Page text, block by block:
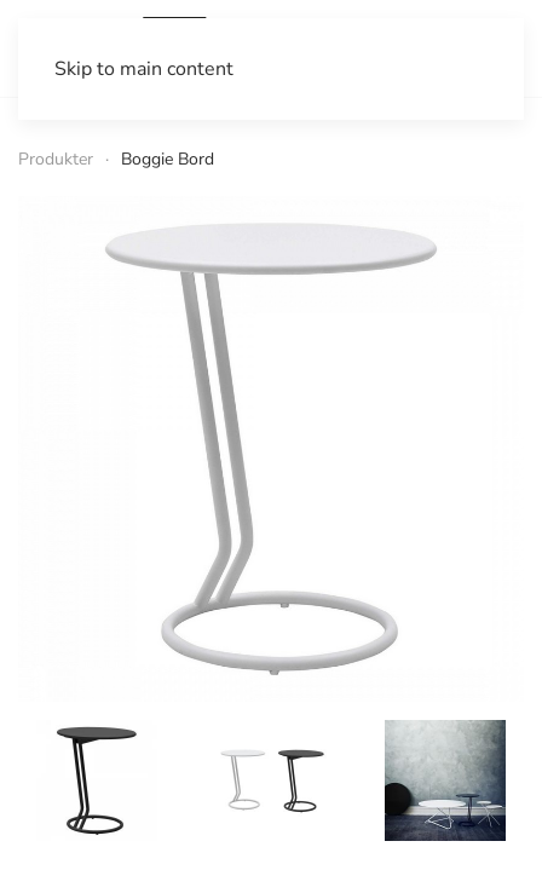
Skip to main content
Produkter Boggie Bord